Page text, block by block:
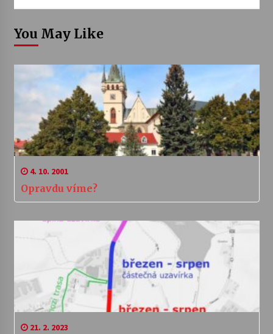
You May Like
4. 10. 2001
Opravdu víme?
21. 2. 2023